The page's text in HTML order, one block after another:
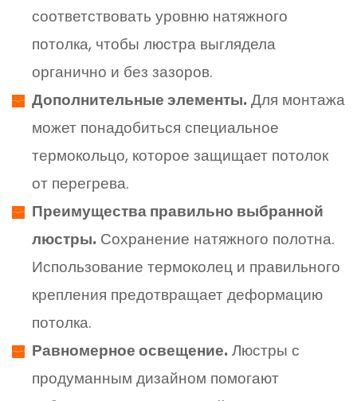
соответствовать уровню натяжного
потолка, чтобы люстра выглядела
органично и без зазоров.
Дополнительные элементы.Для монтажа
может понадобиться специальное
термокольцо, которое защищает потолок
от перегрева.
Преимущества правильно выбранной
люстры. Сохранение натяжного полотна.
Использование термоколец и правильного
крепления предотвращает деформацию
потолка.
Равномерное освещение.Люстры с
продуманным дизайном помогают